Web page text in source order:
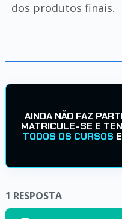
dos produtos finais.
AINDA NÃO FAZ
MATRICULE-SE E
TODOS OS CURSOS
1 RESPOSTA